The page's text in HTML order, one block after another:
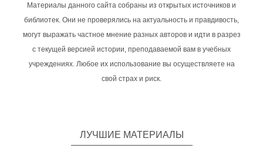
Материалы данного сайта собраны из открытых источников и
библиотек. Они не проверялись на актуальность и правдивость,
могут выражать частное мнение разных авторов и идти в разрез
с текущей версией истории, преподаваемой вам в учебных
учреждениях. Любое их использование вы осуществляете на
свой страх и риск.
ЛУЧШИЕ МАТЕРИАЛЫ